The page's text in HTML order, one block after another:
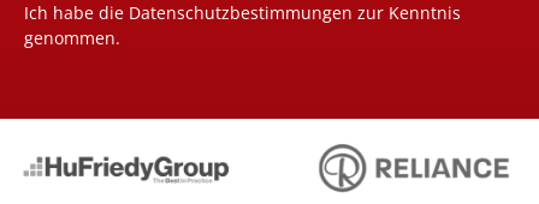
Ich habe die Datenschutzbestimmungen zur Kenntnis
genommen.